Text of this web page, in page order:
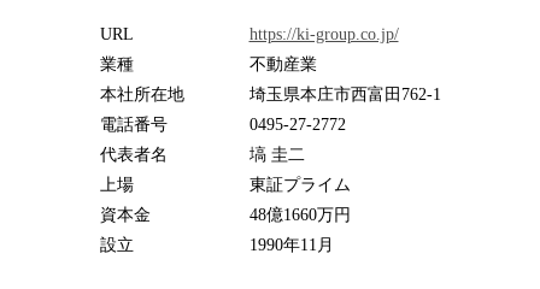
URL
https://ki-group.co.jp/
業種
不動産業
本社所在地
埼玉県本庄市西富田762-1
電話番号
0495-27-2772
代表者名
塙 圭二
上場
東証プライム
資本金
48億1660万円
設立
1990年11月